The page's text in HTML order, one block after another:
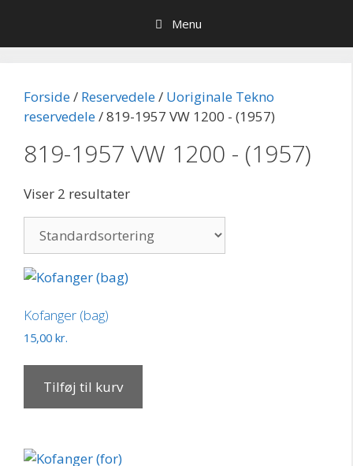
indhold
Menu
Forside/ Reservedele/ Uoriginale Tekno
reservedele/ 819-1957 VW 1200 - (1957)
819-1957 VW 1200 - (1957)
Viser 2 resultater
Kofanger (bag)
15,00 kr.
Tilføj til kurv